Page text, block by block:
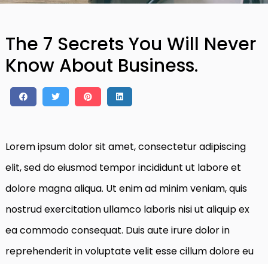
The 7 Secrets You Will Never
Know About Business.
Lorem ipsum dolor sit amet, consectetur adipiscing
elit, sed do eiusmod tempor incididunt ut labore et
dolore magna aliqua. Ut enim ad minim veniam, quis
nostrud exercitation ullamco laboris nisi ut aliquip ex
ea commodo consequat. Duis aute irure dolor in
reprehenderit in voluptate velit esse cillum dolore eu